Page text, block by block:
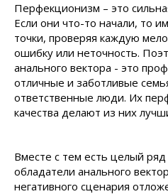
Перфекционизм – это
Если они что-то начали, то
точки, проверяя каждую
ошибку или неточность.
анального вектора - это
отличные и заботливые
ответственные люди. Их
качества делают из них
Вместе с тем есть целый
обладатели анального
негативного сценария